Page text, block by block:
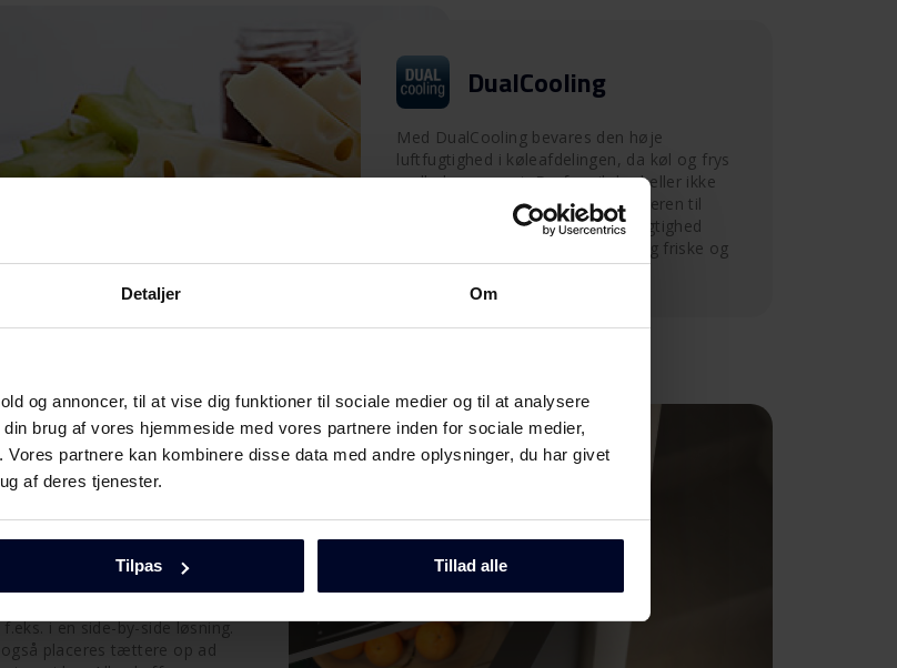
Detaljer Om
og annoncer, til at vise dig funktioner til sociale medier og til at analysere
brug af vores hjemmeside med vores partnere inden for sociale medier,
partnere kan kombinere disse data med andre oplysninger, du har givet
af deres tjenester.
Tilpas Tillad alle
DualCooling
Med DualCooling bevares den høje
luftfugtighed i køleafdelingen, da køl og frys
nedkøles separat. Derfor vil der heller ikke
komme tør luft eller lugte fra fryseren til
køleafdelingen. Den højere luftfugtighed
gør, at f.eks. grøntsager holder sig friske og
ikke udtørrer så hurtigt.
skabet hvor du vil
i en side-by-side løsning.
også placeres tættere op ad